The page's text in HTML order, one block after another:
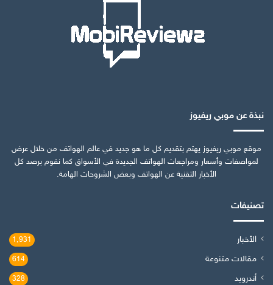
نبذة عن موبي ريفيوز
موقع موبي ريفيوز يهتم بتقديم كل ما هو جديد في عالم الهواتف من خلال عرض
لمواصفات وأسعار ومراجعات الهواتف الجديدة في الأسواق كما نقوم برصد كل
الأخبار التقنية عن الهواتف وبعض الشروحات الهامة.
تصنيفات
الأخبار 1٬931
مقالات متنوعة 614
أندرويد 328